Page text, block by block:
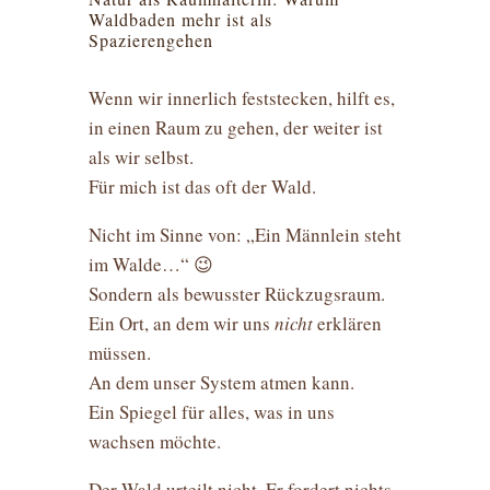
Waldbaden mehr ist als
Spazierengehen
Wenn wir innerlich feststecken, hilft es,
in einen Raum zu gehen, der weiter ist
als wir selbst.
Für mich ist das oft der Wald.
Nicht im Sinne von: „Ein Männlein steht
im Walde…“ 😉
Sondern als bewusster Rückzugsraum.
Ein Ort, an dem wir uns nichterklären
müssen.
An dem unser System atmen kann.
Ein Spiegel für alles, was in uns
wachsen möchte.